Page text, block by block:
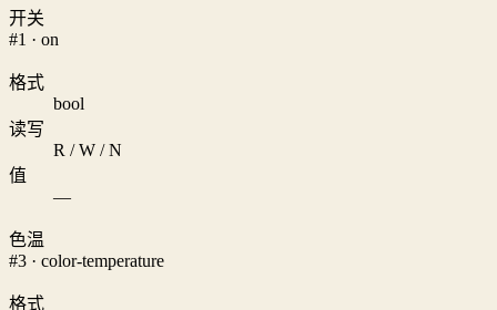
开关
#1 · on
格式
bool
读写
R / W / N
值
—
色温
#3 · color-temperature
格式